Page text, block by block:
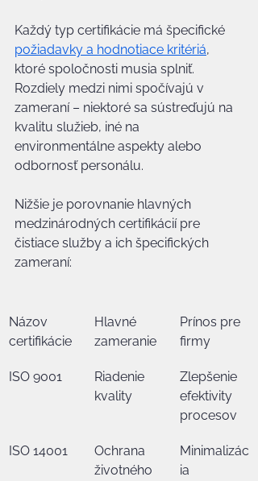
Každý typ certifikácie má špecifické
požiadavky a hodnotiace kritériá,
ktoré spoločnosti musia splniť.
Rozdiely medzi nimi spočívajú v
zameraní – niektoré sa sústreďujú na
kvalitu služieb, iné na
environmentálne aspekty alebo
odbornosť personálu.
Nižšie je porovnanie hlavných
medzinárodných certifikácií pre
čistiace služby a ich špecifických
zameraní:
Názov
certifikácie
Hlavné
zameranie
Prínos pre
firmy
ISO 9001
Riadenie
kvality
Zlepšenie
efektivity
procesov
ISO 14001
Ochrana
životného
Minimalizác
ia